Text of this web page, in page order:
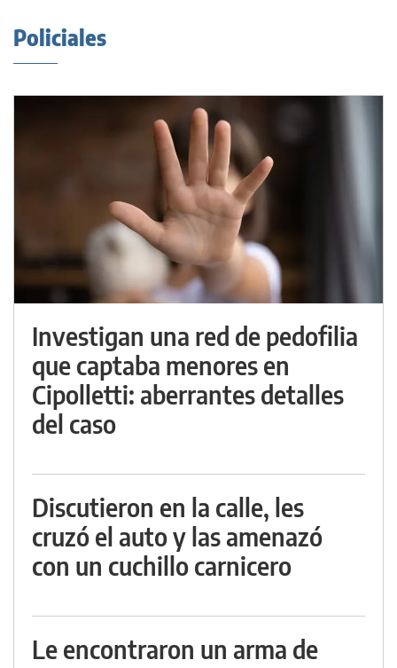
Policiales
Investigan una red de pedofilia
que captaba menores en
Cipolletti: aberrantes detalles
del caso
Discutieron en la calle, les
cruzó el auto y las amenazó
con un cuchillo carnicero
Le encontraron un arma de